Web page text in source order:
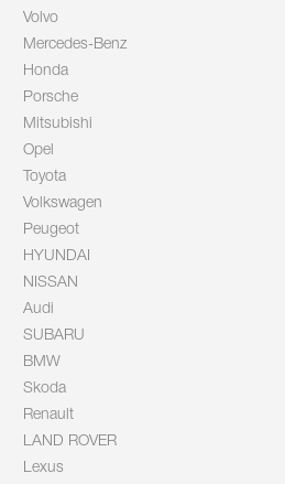
Volvo
Mercedes-Benz
Honda
Porsche
Mitsubishi
Opel
Toyota
Volkswagen
Peugeot
HYUNDAI
NISSAN
Audi
SUBARU
BMW
Skoda
Renault
LAND ROVER
Lexus